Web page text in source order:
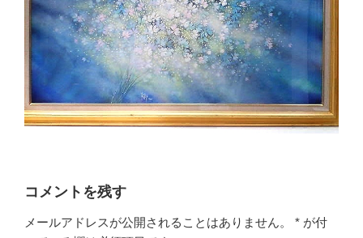
コメントを残す
メールアドレスが公開されることはありません。 * が付